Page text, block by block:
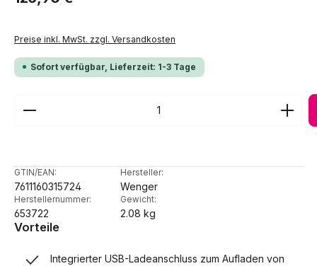
Preise inkl. MwSt. zzgl. Versandkosten
Sofort verfügbar, Lieferzeit: 1-3 Tage
Produkt Anzahl: Gib den gewünschten Wert ein
GTIN/EAN:
7611160315724
Hersteller:
Wenger
Herstellernummer:
653722
Gewicht:
2.08 kg
Vorteile
Integrierter USB-Ladeanschluss zum Aufladen von